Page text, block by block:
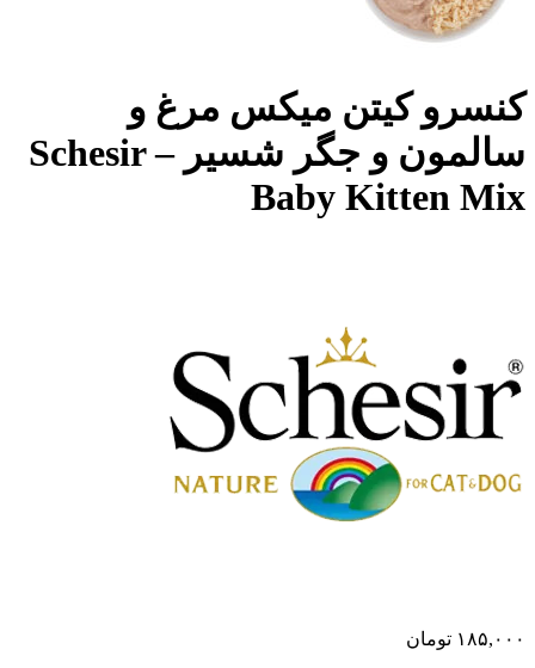
کنسرو کیتن میکس مرغ و
سالمون و جگر شسیر – Schesir
Baby Kitten Mix
۱۸۵,۰۰۰ تومان